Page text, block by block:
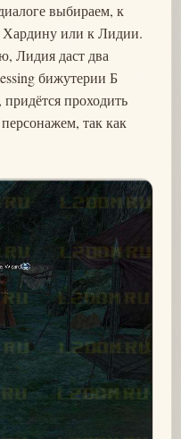
выбираем, к
Хардину или к Лидии.
Лидия даст два
бижутерии Б
придётся проходить
так как